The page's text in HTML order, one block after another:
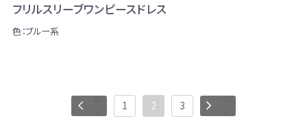
フリルスリーブワンピースドレス
色：ブルー系
前
へ
1 2 3
次
へ